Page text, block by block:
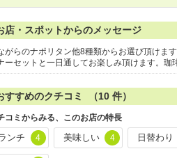
店・スポットからのメッセージ
がらのナポリタン他8種類からお選び頂けま
ーセットと一日通してお楽しみ頂けます。珈
すすめのクチコミ （10 件）
コミからみる、このお店の特長
ンチ 4 美味しい 4 日替わり